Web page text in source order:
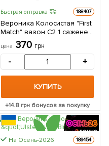
Быстрая отправка 188407
Вероника Колосистая "First
Match" вазон С2 1 саженец
в упаковке
цена 370 грн
- +
КУПИТЬ
+14.8грн бонусов за покупку
На Осень-2026 189454